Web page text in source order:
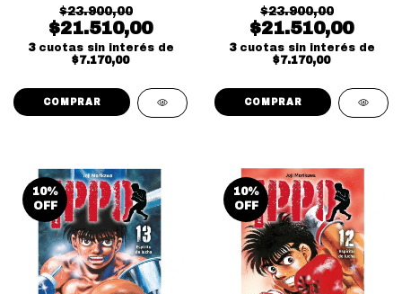
$23.900,00
$21.510,00
3 cuotas sin interés de
$7.170,00
$23.900,00
$21.510,00
3 cuotas sin interés de
$7.170,00
10%
OFF
10%
OFF